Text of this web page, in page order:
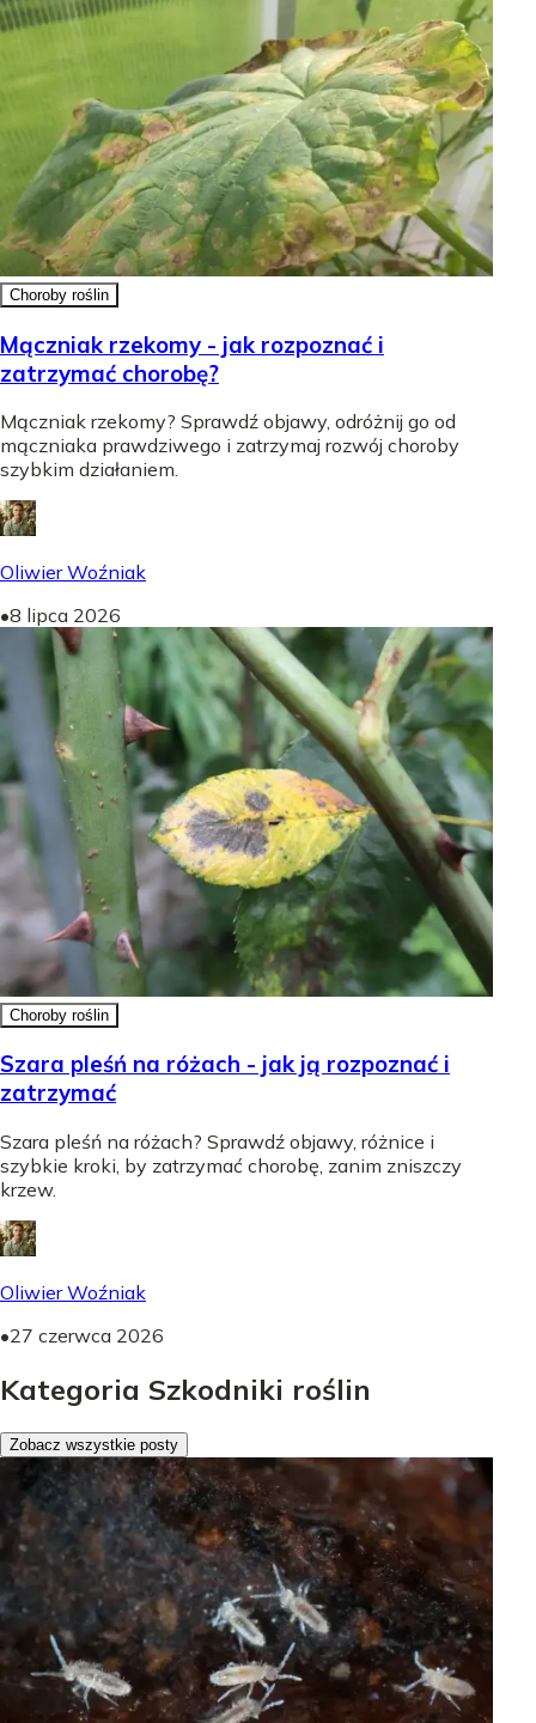
Choroby roślin
Mączniak rzekomy - jak rozpoznać i
zatrzymać chorobę?
Mączniak rzekomy? Sprawdź objawy, odróżnij go od
mączniaka prawdziwego i zatrzymaj rozwój choroby
szybkim działaniem.
Oliwier Woźniak
•8 lipca 2026
Choroby roślin
Szara pleśń na różach - jak ją rozpoznać i
zatrzymać
Szara pleśń na różach? Sprawdź objawy, różnice i
szybkie kroki, by zatrzymać chorobę, zanim zniszczy
krzew.
Oliwier Woźniak
•27 czerwca 2026
Kategoria Szkodniki roślin
Zobacz wszystkie posty